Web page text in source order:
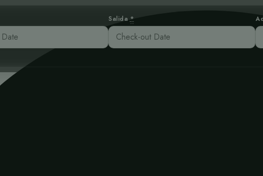
Salida *